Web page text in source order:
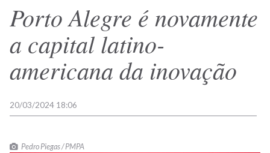
Porto Alegre é novamente
a capital latino-
americana da inovação
20/03/2024 18:06
Pedro Piegas / PMPA